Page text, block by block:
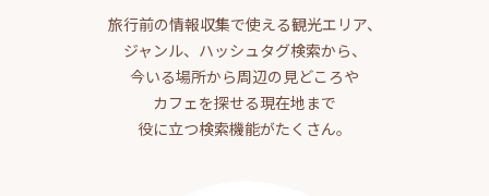
旅行前の情報収集で使える観光エリア、
ジャンル、ハッシュタグ検索から、
今いる場所から周辺の見どころや
カフェを探せる現在地まで
役に立つ検索機能がたくさん。